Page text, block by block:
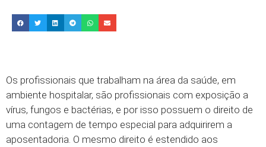
Os profissionais que trabalham na área da saúde, em
ambiente hospitalar, são profissionais com exposição a
vírus, fungos e bactérias, e por isso possuem o direito de
uma contagem de tempo especial para adquirirem a
aposentadoria. O mesmo direito é estendido aos